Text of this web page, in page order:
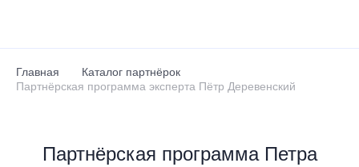
Главная
Каталог партнёрок
Партнёрская программа эксперта Пётр Деревенский
Партнёрская программа Петра